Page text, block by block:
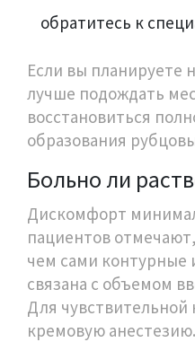
обратитесь к
Если вы планируете
лучше подождать
восстановиться
образования
Больно ли
Дискомфорт
пациентов
чем сами контурные
связана с объемом
Для
кремовую анестезию.